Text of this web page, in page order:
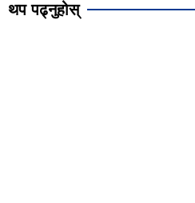
थप पढ्नुहोस्